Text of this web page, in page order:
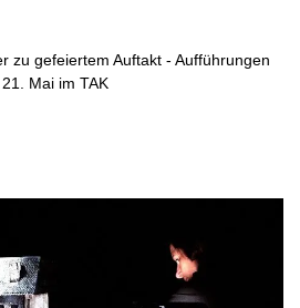
zu gefeiertem Auftakt - Aufführungen
Mai im TAK